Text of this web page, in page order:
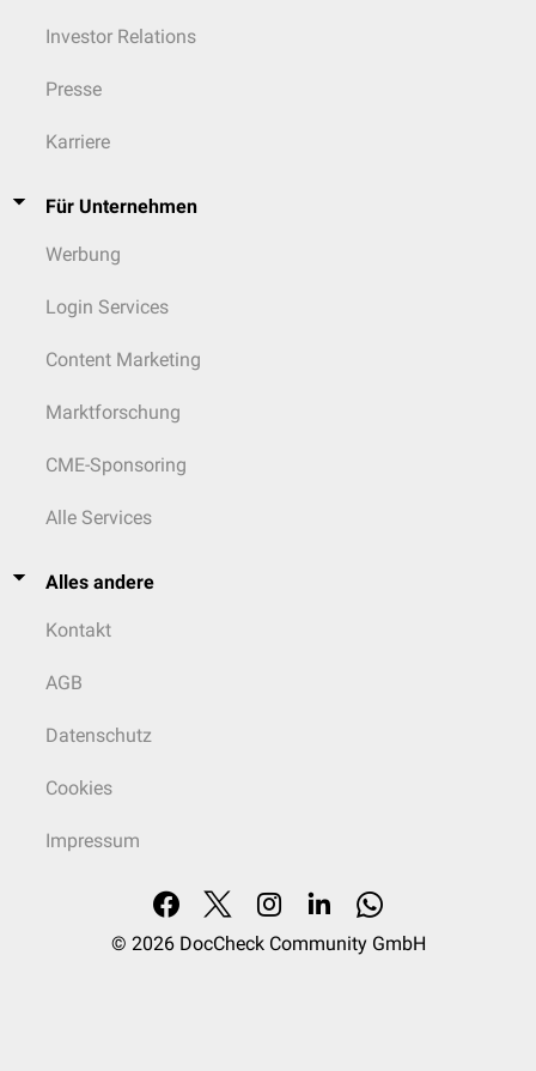
Investor Relations
Presse
Karriere
Für Unternehmen
Werbung
Login Services
Content Marketing
Marktforschung
CME-Sponsoring
Alle Services
Alles andere
Kontakt
AGB
Datenschutz
Cookies
Impressum
© 2026 DocCheck Community GmbH